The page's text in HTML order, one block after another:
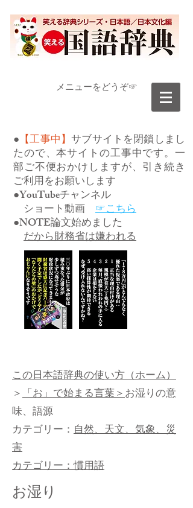
​メニューをどうぞ☞
● 【工事中】サブサイトを閉鎖しまし
たので、本サイトの工事中です。一
部ご不便おかけしますが、引き続き
ご利用をお願いします
●YouTubeチャンネル
ショート動画 ☞こちら
●NOTE論文始めました
だから財務省は嫌われる
この日本語辞典の使い方（ホーム）
＞「お」で始まる言葉＞お湿りの意
味、語源
カテゴリー： 自然、天文、気象、災
害​
カテゴリー：慣用語
お湿り